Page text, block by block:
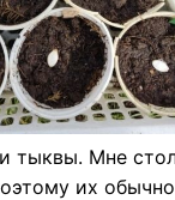
тыквы. Мне
их